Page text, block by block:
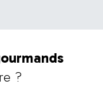
?